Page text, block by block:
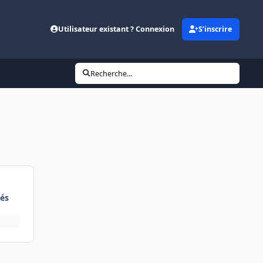
Utilisateur existant ? Connexion S’inscrire
Recherche...